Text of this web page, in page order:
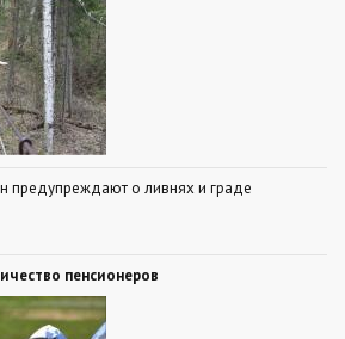
предупреждают о ливнях и граде
пенсионеров